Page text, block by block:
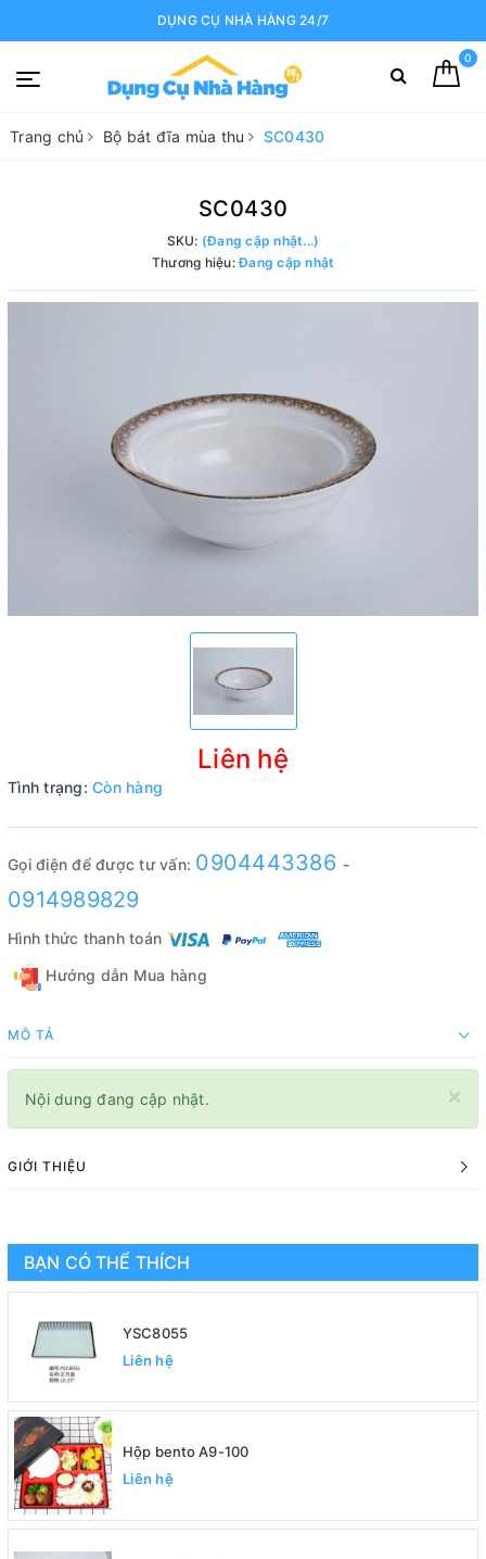
DỤNG CỤ NHÀ HÀNG 24/7
0
Trang chủ Bộ bát đĩa mùa thu SC0430
SC0430
SKU: (Đang cập nhật...)
Thương hiệu:Đang cập nhật
Liên hệ
Tình trạng: Còn hàng
Gọi điện để được tư vấn: 0904443386 -
0914989829
Hình thức thanh toán
Hướng dẫn Mua hàng
MÔ TẢ
×
Nội dung đang cập nhật.
GIỚI THIỆU
BẠN CÓ THỂ THÍCH
YSC8055
Liên hệ
Hộp bento A9-100
Liên hệ